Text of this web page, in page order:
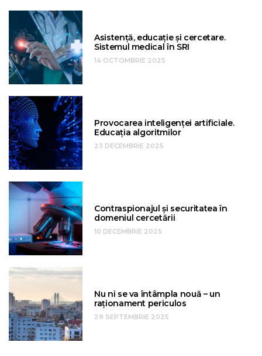
Asistență, educație și cercetare.
Sistemul medical în SRI
14 OCTOMBRIE 2025
Provocarea inteligenței artificiale.
Educația algoritmilor
23 DECEMBRIE 2025
Contraspionajul și securitatea în
domeniul cercetării
10 DECEMBRIE 2025
Nu ni se va întâmpla nouă – un
raționament periculos
29 SEPTEMBRIE 2025